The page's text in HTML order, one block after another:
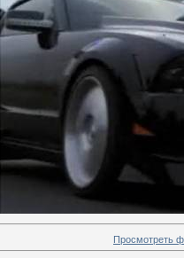
Просмотреть